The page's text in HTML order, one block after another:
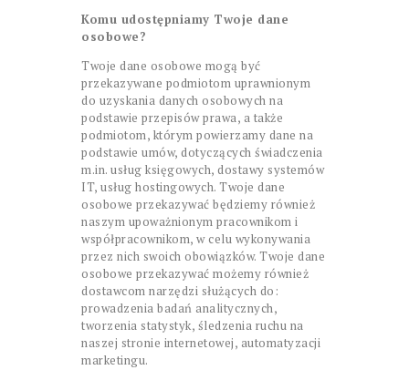
Komu udostępniamy Twoje dane
osobowe?
Twoje dane osobowe mogą być
przekazywane podmiotom uprawnionym
do uzyskania danych osobowych na
podstawie przepisów prawa, a także
podmiotom, którym powierzamy dane na
podstawie umów, dotyczących świadczenia
m.in. usług księgowych, dostawy systemów
IT, usług hostingowych. Twoje dane
osobowe przekazywać będziemy również
naszym upoważnionym pracownikom i
współpracownikom, w celu wykonywania
przez nich swoich obowiązków. Twoje dane
osobowe przekazywać możemy również
dostawcom narzędzi służących do:
prowadzenia badań analitycznych,
tworzenia statystyk, śledzenia ruchu na
naszej stronie internetowej, automatyzacji
marketingu.